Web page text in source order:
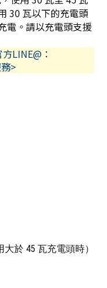
30 瓦以下的充電頭
電。請以充電頭支援
LINE@：
>
於 45 瓦充電頭時）